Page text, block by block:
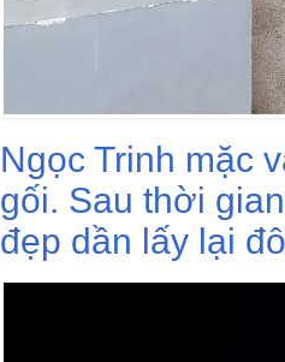
Ngọc Trinh mặc
gối. Sau thời
đẹp dần lấy lại